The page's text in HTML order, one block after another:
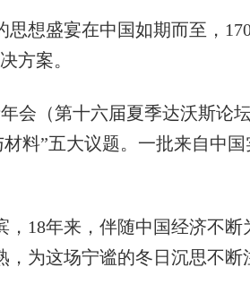
盛宴在中国如期而至，
方案。
（第十六届夏季达沃斯论
料”五大议题。一批来自中
18年来，伴随中国经济不断
为这场宁谧的冬日沉思不断